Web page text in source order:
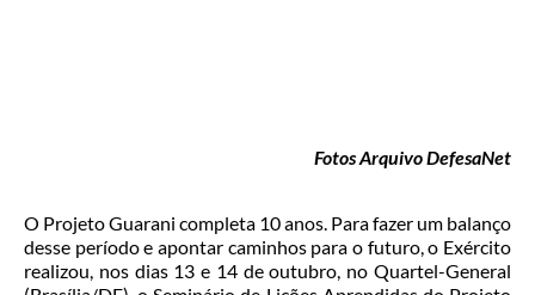
Fotos Arquivo DefesaNet
O Projeto Guarani completa 10 anos. Para fazer um balanço
desse período e apontar caminhos para o futuro, o Exército
realizou, nos dias 13 e 14 de outubro, no Quartel-General